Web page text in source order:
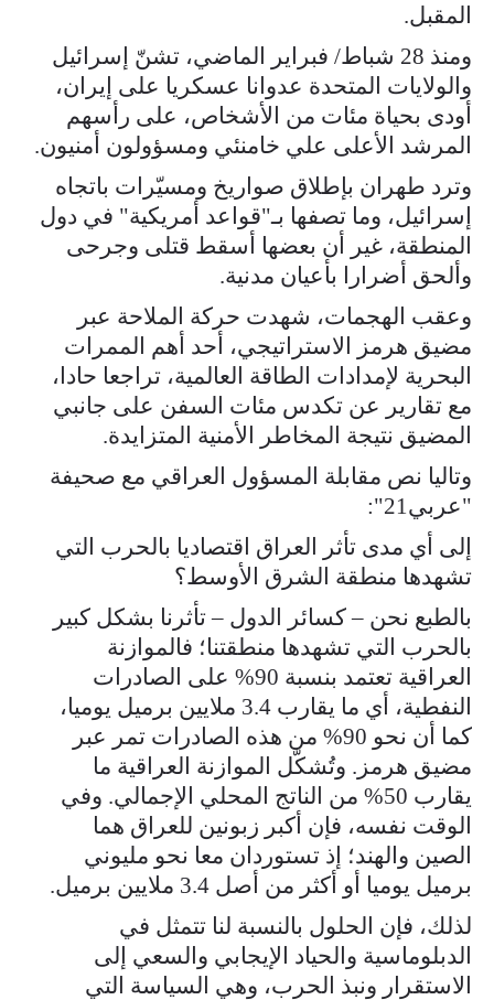
المقبل.
ومنذ 28 شباط/ فبراير الماضي، تشنّ إسرائيل
والولايات المتحدة عدوانا عسكريا على إيران،
أودى بحياة مئات من الأشخاص، على رأسهم
المرشد الأعلى علي خامنئي ومسؤولون أمنيون.
وترد طهران بإطلاق صواريخ ومسيّرات باتجاه
إسرائيل، وما تصفها بـ"قواعد أمريكية" في دول
المنطقة، غير أن بعضها أسقط قتلى وجرحى
وألحق أضرارا بأعيان مدنية.
وعقب الهجمات، شهدت حركة الملاحة عبر
مضيق هرمز الاستراتيجي، أحد أهم الممرات
البحرية لإمدادات الطاقة العالمية، تراجعا حادا،
مع تقارير عن تكدس مئات السفن على جانبي
المضيق نتيجة المخاطر الأمنية المتزايدة.
وتاليا نص مقابلة المسؤول العراقي مع صحيفة
"عربي21":
إلى أي مدى تأثر العراق اقتصاديا بالحرب التي
تشهدها منطقة الشرق الأوسط؟
بالطبع نحن – كسائر الدول – تأثرنا بشكل كبير
بالحرب التي تشهدها منطقتنا؛ فالموازنة
العراقية تعتمد بنسبة 90% على الصادرات
النفطية، أي ما يقارب 3.4 ملايين برميل يوميا،
كما أن نحو 90% من هذه الصادرات تمر عبر
مضيق هرمز. وتُشكّل الموازنة العراقية ما
يقارب 50% من الناتج المحلي الإجمالي. وفي
الوقت نفسه، فإن أكبر زبونين للعراق هما
الصين والهند؛ إذ تستوردان معا نحو مليوني
برميل يوميا أو أكثر من أصل 3.4 ملايين برميل.
لذلك، فإن الحلول بالنسبة لنا تتمثل في
الدبلوماسية والحياد الإيجابي والسعي إلى
الاستقرار ونبذ الحرب، وهي السياسة التي